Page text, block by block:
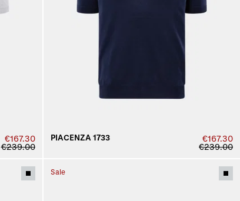
€167.30
€239.00
PIACENZA 1733
€167.30
€239.00
Sale